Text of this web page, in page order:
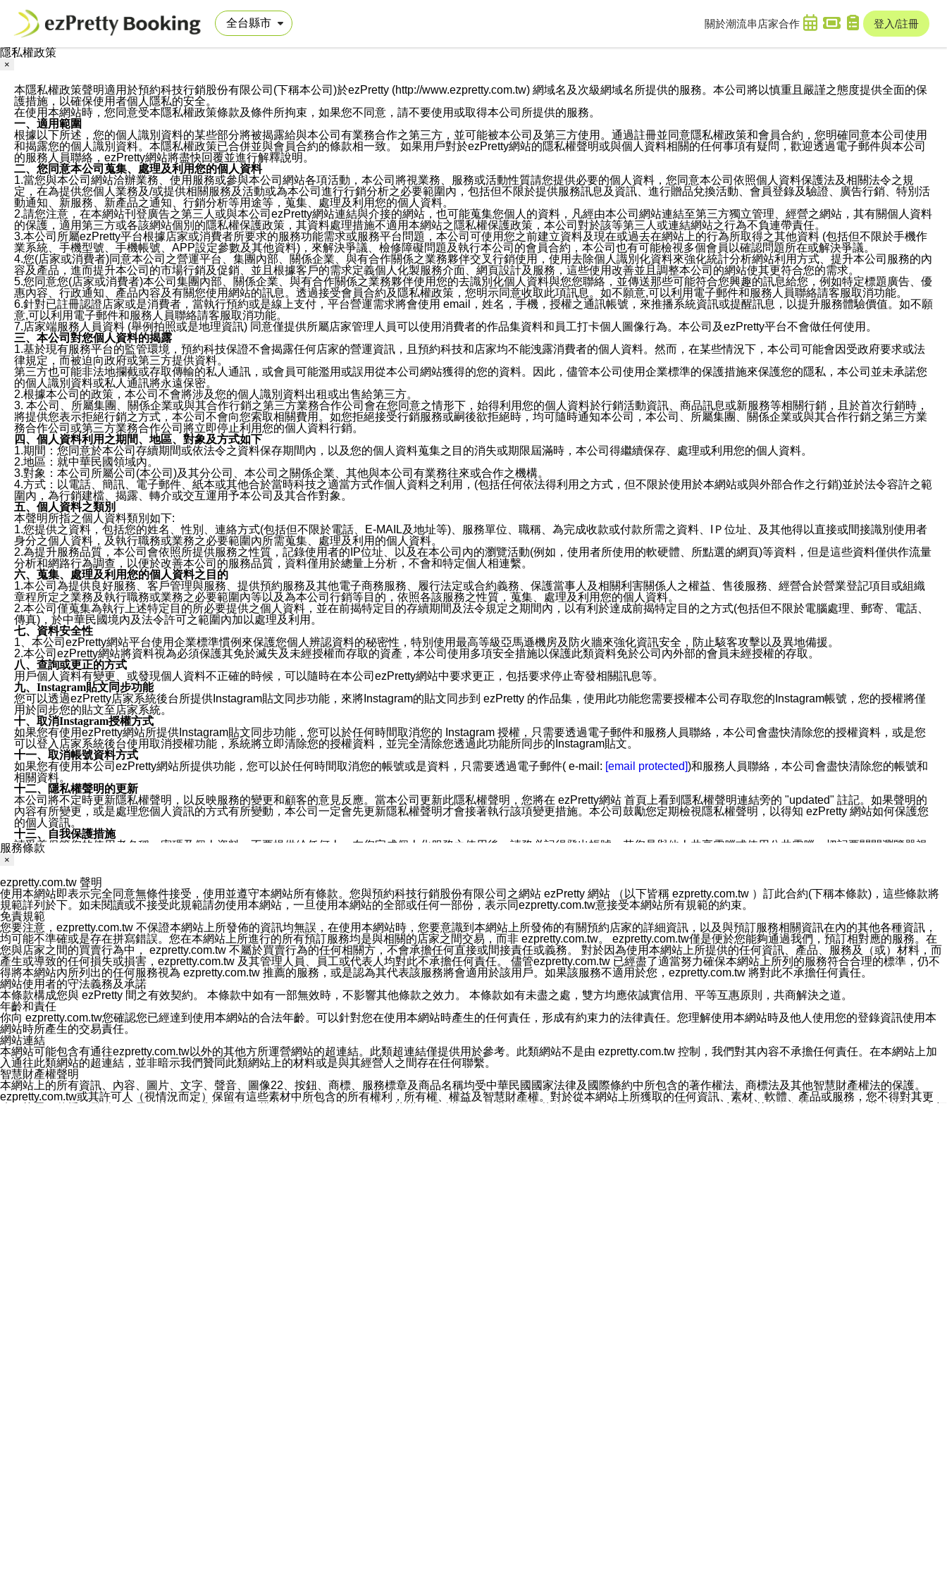
關於潮流串 店家合作 登入/註冊
隱私權政策
×
本隱私權政策聲明適用於預約科技行銷股份有限公司(下稱本公司)於ezPretty (http://www.ezpretty.com.tw) 網域名及次級網域名所提供的服務。本公司將以慎重且嚴謹之態度提供全面的保
護措施，以確保使用者個人隱私的安全。
在使用本網站時，您同意受本隱私權政策條款及條件所拘束，如果您不同意，請不要使用或取得本公司所提供的服務。
一、適用範圍
根據以下所述，您的個人識別資料的某些部分將被揭露給與本公司有業務合作之第三方，並可能被本公司及第三方使用。通過註冊並同意隱私權政策和會員合約，您明確同意本公司使用
和揭露您的個人識別資料。本隱私權政策已合併並與會員合約的條款相一致。 如果用戶對於ezPretty網站的隱私權聲明或與個人資料相關的任何事項有疑問，歡迎透過電子郵件與本公司
的服務人員聯絡，ezPretty網站將盡快回覆並進行解釋說明。
二、您同意本公司蒐集、處理及利用您的個人資料
1.當您與本公司網站洽辦業務、使用服務或參與本公司網站各項活動，本公司將視業務、服務或活動性質請您提供必要的個人資料，您同意本公司依照個人資料保護法及相關法令之規
定，在為提供您個人業務及/或提供相關服務及活動或為本公司進行行銷分析之必要範圍內，包括但不限於提供服務訊息及資訊、進行贈品兌換活動、會員登錄及驗證、廣告行銷、特別活
動通知、新服務、新產品之通知、行銷分析等用途等，蒐集、處理及利用您的個人資料。
2.請您注意，在本網站刊登廣告之第三人或與本公司ezPretty網站連結與介接的網站，也可能蒐集您個人的資料，凡經由本公司網站連結至第三方獨立管理、經營之網站，其有關個人資料
的保護，適用第三方或各該網站個別的隱私權保護政策，其資料處理措施不適用本網站之隱私權保護政策，本公司對於該等第三人或連結網站之行為不負連帶責任。
3.本公司所屬ezPretty平台根據店家或消費者所要求的服務功能需求或服務平台問題，本公司可使用您之前建立資料及現在或過去在網站上的行為所取得之其他資料 (包括但不限於手機作
業系統、手機型號、手機帳號、APP設定參數及其他資料)，來解決爭議、檢修障礙問題及執行本公司的會員合約，本公司也有可能檢視多個會員以確認問題所在或解決爭議。
4.您(店家或消費者)同意本公司之營運平台、集團內部、關係企業、與有合作關係之業務夥伴交叉行銷使用，使用去除個人識別化資料來強化統計分析網站利用方式、提升本公司服務的內
容及產品，進而提升本公司的市場行銷及促銷、並且根據客戶的需求定義個人化製服務介面、網頁設計及服務，這些使用改善並且調整本公司的網站使其更符合您的需求。
5.您同意您(店家或消費者)本公司集團內部、關係企業、與有合作關係之業務夥伴使用您的去識別化個人資料與您您聯絡，並傳送那些可能符合您興趣的訊息給您，例如特定標題廣告、優
惠內容、行政通知、產品內容及有關您使用網站的訊息。透過接受會員合約及隱私權政策，您明示同意收取此項訊息。如不願意,可以利用電子郵件和服務人員聯絡請客服取消功能。
6.針對已註冊認證店家或是消費者，當執行預約或是線上支付，平台營運需求將會使用 email，姓名，手機，授權之通訊帳號，來推播系統資訊或提醒訊息，以提升服務體驗價值。如不願
意,可以利用電子郵件和服務人員聯絡請客服取消功能。
7.店家端服務人員資料 (舉例拍照或是地理資訊) 同意僅提供所屬店家管理人員可以使用消費者的作品集資料和員工打卡個人圖像行為。本公司及ezPretty平台不會做任何使用。
三、本公司對您個人資料的揭露
1.基於現有服務平台的監管環境，預約科技保證不會揭露任何店家的營運資訊，且預約科技和店家均不能洩露消費者的個人資料。然而，在某些情況下，本公司可能會因受政府要求或法
律規定，而被迫向政府或第三方提供資料。
第三方也可能非法地攔截或存取傳輸的私人通訊，或會員可能濫用或誤用從本公司網站獲得的您的資料。因此，儘管本公司使用企業標準的保護措施來保護您的隱私，本公司並未承諾您
的個人識別資料或私人通訊將永遠保密。
2.根據本公司的政策，本公司不會將涉及您的個人識別資料出租或出售給第三方。
3. 本公司、所屬集團、關係企業或與其合作行銷之第三方業務合作公司會在您同意之情形下，始得利用您的個人資料於行銷活動資訊、商品訊息或新服務等相關行銷，且於首次行銷時，
將提供您表示拒絕行銷之方式，本公司不會向您索取相關費用。如您拒絕接受行銷服務或嗣後欲拒絕時，均可隨時通知本公司，本公司、所屬集團、關係企業或與其合作行銷之第三方業
務合作公司或第三方業務合作公司將立即停止利用您的個人資料行銷。
四、個人資料利用之期間、地區、對象及方式如下
1.期間：您同意於本公司存續期間或依法令之資料保存期間內，以及您的個人資料蒐集之目的消失或期限屆滿時，本公司得繼續保存、處理或利用您的個人資料。
2.地區：就中華民國領域內。
3.對象：本公司所屬公司(本公司)及其分公司、本公司之關係企業、其他與本公司有業務往來或合作之機構。
4.方式：以電話、簡訊、電子郵件、紙本或其他合於當時科技之適當方式作個人資料之利用，(包括任何依法得利用之方式，但不限於使用於本網站或與外部合作之行銷)並於法令容許之範
圍內，為行銷建檔、揭露、轉介或交互運用予本公司及其合作對象。
五、個人資料之類別
本聲明所指之個人資料類別如下:
1.您提供之資料，包括您的姓名、性別、連絡方式(包括但不限於電話、E-MAIL及地址等)、服務單位、職稱、為完成收款或付款所需之資料、IＰ位址、及其他得以直接或間接識別使用者
身分之個人資料，及執行職務或業務之必要範圍內所需蒐集、處理及利用的個人資料。
2.為提升服務品質，本公司會依照所提供服務之性質，記錄使用者的IP位址、以及在本公司內的瀏覽活動(例如，使用者所使用的軟硬體、所點選的網頁)等資料，但是這些資料僅供作流量
分析和網路行為調查，以便於改善本公司的服務品質，資料僅用於總量上分析，不會和特定個人相連繫。
六、蒐集、處理及利用您的個人資料之目的
1.本公司為提供良好服務、客戶管理與服務、提供預約服務及其他電子商務服務、履行法定或合約義務、保護當事人及相關利害關係人之權益、售後服務、經營合於營業登記項目或組織
章程所定之業務及執行職務或業務之必要範圍內等以及為本公司行銷等目的，依照各該服務之性質，蒐集、處理及利用您的個人資料。
2.本公司僅蒐集為執行上述特定目的所必要提供之個人資料，並在前揭特定目的存續期間及法令規定之期間內，以有利於達成前揭特定目的之方式(包括但不限於電腦處理、郵寄、電話、
傳真)，於中華民國境內及法令許可之範圍內加以處理及利用。
七、資料安全性
1、本公司ezPretty網站平台使用企業標準慣例來保護您個人辨認資料的秘密性，特別使用最高等級亞馬遜機房及防火牆來強化資訊安全，防止駭客攻擊以及異地備援。
2.本公司ezPretty網站將資料視為必須保護其免於滅失及未經授權而存取的資產，本公司使用多項安全措施以保護此類資料免於公司內外部的會員未經授權的存取。
八、查詢或更正的方式
用戶個人資料有變更、或發現個人資料不正確的時候，可以隨時在本公司ezPretty網站中要求更正，包括要求停止寄發相關訊息等。
九、Instagram貼文同步功能
您可以透過ezPretty店家系統後台所提供Instagram貼文同步功能，來將Instagram的貼文同步到 ezPretty 的作品集，使用此功能您需要授權本公司存取您的Instagram帳號，您的授權將僅
用於同步您的貼文至店家系統。
十、取消Instagram授權方式
如果您有使用ezPretty網站所提供Instagram貼文同步功能，您可以於任何時間取消您的 Instagram 授權，只需要透過電子郵件和服務人員聯絡，本公司會盡快清除您的授權資料，或是您
可以登入店家系統後台使用取消授權功能，系統將立即清除您的授權資料，並完全清除您透過此功能所同步的Instagram貼文。
十一、取消帳號資料方式
如果您有使用本公司ezPretty網站所提供功能，您可以於任何時間取消您的帳號或是資料，只需要透過電子郵件( e-mail: [email protected])和服務人員聯絡，本公司會盡快清除您的帳號和
相關資料。
十二、隱私權聲明的更新
本公司將不定時更新隱私權聲明，以反映服務的變更和顧客的意見反應。當本公司更新此隱私權聲明，您將在 ezPretty網站 首頁上看到隱私權聲明連結旁的 "updated" 註記。如果聲明的
內容有所變更，或是處理您個人資訊的方式有所變動，本公司一定會先更新隱私權聲明才會接著執行該項變更措施。本公司鼓勵您定期檢視隱私權聲明，以得知 ezPretty 網站如何保護您
的個人資訊。
十三、自我保護措施
請妥善保管您的使用者名稱、密碼及個人資料，不要提供給任何人。在您完成個人化服務之使用後，請務必記得登出帳號。若您是與他人共享電腦或使用公共電腦，切記要關閉瀏覽器視
窗，以防止他人讀取您的個人資料、信件或進入所機關管理區。
您同意本公司網站，透過您所提供的郵件地址與您取得聯絡並傳送或宣傳本網站各項服務之資料或電子郵件供您參考。您能依照該資料或電子郵件所指示之方法、說明或功能連結，隨時
停止接收這些資料或電子郵件。
十五、訊息通知
本公司/本服務將以通知型訊息傳送重要訊息給您。即使未加入本公司/本服務好友，您仍可接收到通知型訊息。
本公司/本服務傳送之通知型訊息以對您有效且重要的訊息為限，以廣告或其他目的的訊息皆不會被傳送。滿足以下三個條件者，將可收到通知型訊息。
1.LINE 帳號設定的電話號碼與本公司/本服務所傳來的電話號碼比對相符。
2.該 LINE 帳號已在 LINE APP 設定中，同意接收通知型訊息。
3.LINE 帳號未封鎖傳送訊息之 LINE 官方帳號。
欲變更通知型訊息的設定，操作如下：
1.點選「主頁」＞「設定」
2.點選「隱私設定」
3.點選「提供使用資料」
4.點選「LINE通知型訊息」
5.開關「接收LINE通知型訊息」
❗️關閉「接收通知型訊息」後，將不會接收到來自任何企業官方帳號或認證官方帳號的通知型訊息。
服務條款
×
ezpretty.com.tw 聲明
使用本網站即表示完全同意無條件接受，使用並遵守本網站所有條款。您與預約科技行銷股份有限公司之網站 ezPretty 網站 （以下皆稱 ezpretty.com.tw ）訂此合約(下稱本條款)，這些條款將
規範詳列於下。如未閱讀或不接受此規範請勿使用本網站，一旦使用本網站的全部或任何一部份，表示同ezpretty.com.tw意接受本網站所有規範的約束。
免責規範
您要注意，ezpretty.com.tw 不保證本網站上所發佈的資訊均無誤，在使用本網站時，您要意識到本網站上所發佈的有關預約店家的詳細資訊，以及與預訂服務相關資訊在內的其他各種資訊，
均可能不準確或是存在拼寫錯誤。您在本網站上所進行的所有預訂服務均是與相關的店家之間交易，而非 ezpretty.com.tw。 ezpretty.com.tw僅是便於您能夠通過我們，預訂相對應的服務。在
您與店家之間的買賣行為中， ezpretty.com.tw 不屬於買賣行為的任何相關方，不會承擔任何直接或間接責任或義務。 對於因為使用本網站上所提供的任何資訊、產品、服務及（或）材料，而
產生或導致的任何損失或損害，ezpretty.com.tw 及其管理人員、員工或代表人均對此不承擔任何責任。 儘管ezpretty.com.tw 已經盡了適當努力確保本網站上所列的服務符合合理的標準，仍不
得將本網站內所列出的任何服務視為 ezpretty.com.tw 推薦的服務，或是認為其代表該服務將會適用於該用戶。如果該服務不適用於您，ezpretty.com.tw 將對此不承擔任何責任。
網站使用者的守法義務及承諾
本條款構成您與 ezPretty 間之有效契約。 本條款中如有一部無效時，不影響其他條款之效力。 本條款如有未盡之處，雙方均應依誠實信用、平等互惠原則，共商解決之道。
年齡和責任
你向 ezpretty.com.tw您確認您已經達到使用本網站的合法年齡。可以針對您在使用本網站時產生的任何責任，形成有約束力的法律責任。您理解使用本網站時及他人使用您的登錄資訊使用本
網站時所產生的交易責任。
網站連結
本網站可能包含有通往ezpretty.com.tw以外的其他方所運營網站的超連結。此類超連結僅提供用於參考。此類網站不是由 ezpretty.com.tw 控制，我們對其內容不承擔任何責任。在本網站上加
入通往此類網站的超連結，並非暗示我們贊同此類網站上的材料或是與其經營人之間存在任何聯繫。
智慧財產權聲明
本網站上的所有資訊、內容、圖片、文字、聲音、圖像22、按鈕、商標、服務標章及商品名稱均受中華民國國家法律及國際條約中所包含的著作權法、商標法及其他智慧財產權法的保護。
ezpretty.com.tw或其許可人（視情況而定）保留有這些素材中所包含的所有權利，所有權、權益及智慧財產權。對於從本網站上所獲取的任何資訊、素材、軟體、產品或服務，您不得對其更